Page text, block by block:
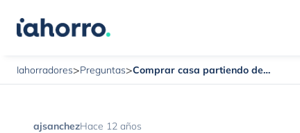
Iahorradores>Preguntas> Comprar casa partiendo de otra casa con hipoteca pendiente
ajsanchezHace 12 años